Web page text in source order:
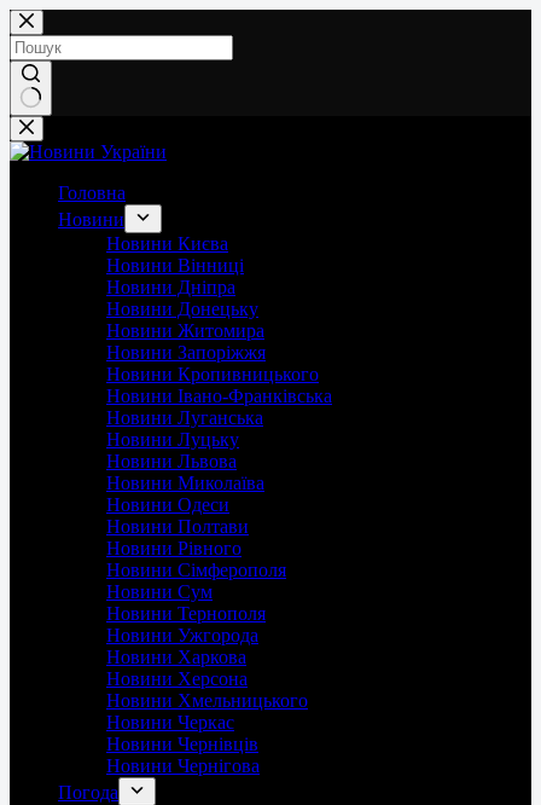
Перейти
до
вмісту
Немає
результатів
Головна
Новини
Новини Києва
Новини Вінниці
Новини Дніпра
Новини Донецьку
Новини Житомира
Новини Запоріжжя
Новини Кропивницького
Новини Івано-Франківська
Новини Луганська
Новини Луцьку
Новини Львова
Новини Миколаїва
Новини Одеси
Новини Полтави
Новини Рівного
Новини Сімферополя
Новини Сум
Новини Тернополя
Новини Ужгорода
Новини Харкова
Новини Херсона
Новини Хмельницького
Новини Черкас
Новини Чернівців
Новини Чернігова
Погода